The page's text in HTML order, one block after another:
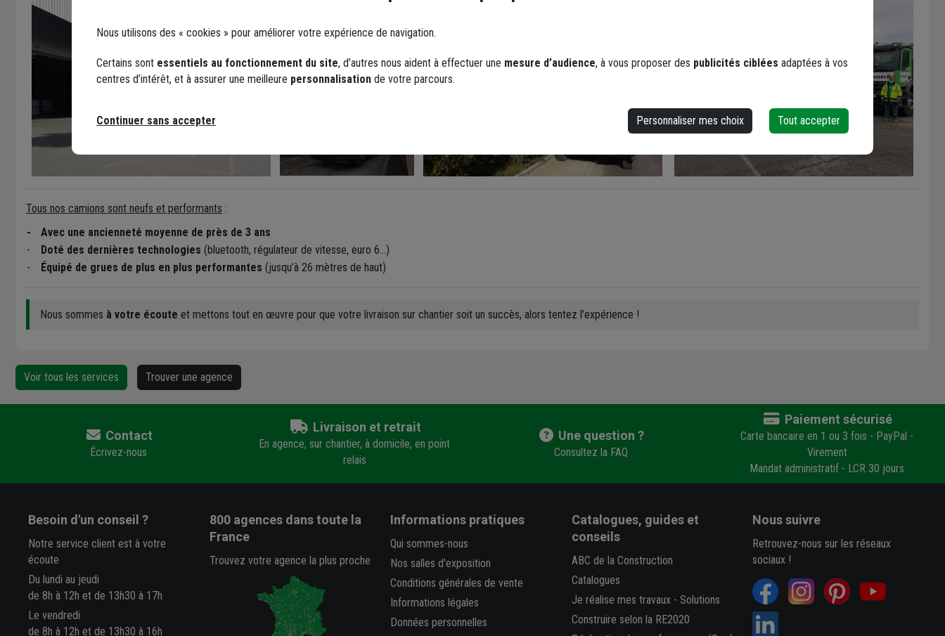
Tous nos camions sont neufs et performants :
-
Avec une ancienneté moyenne de près de 3 ans
-
Doté des dernières technologies (bluetooth, régulateur de vitesse, euro 6…)
-
Équipé de grues de plus en plus performantes (jusqu’à 26 mètres de haut)
Nous sommes à votre écoute et mettons tout en œuvre pour que votre livraison sur chantier soit un succès, alors tentez l'expérience !
Voir tous les services Trouver une agence
Contact
Écrivez-nous
Livraison et retrait
En agence, sur chantier, à domicile, en point
relais
Une question ?
Consultez la FAQ
Paiement sécurisé
Carte bancaire en 1 ou 3 fois - PayPal -
Virement
Mandat administratif - LCR 30 jours
Besoin d'un conseil ?
Notre service client est à votre
écoute
Du lundi au jeudi
de 8h à 12h et de 13h30 à 17h
Le vendredi
de 8h à 12h et de 13h30 à 16h
800 agencesdans toute la
France
Trouvez votre agence la plus proche
Informations pratiques
Qui sommes-nous
Nos salles d'exposition
Conditions générales de vente
Informations légales
Données personnelles
Catalogues, guides et
conseils
ABC de la Construction
Catalogues
Je réalise mes travaux- Solutions
Construire selon la RE2020
Nous suivre
Retrouvez-nous sur les réseaux
sociaux !
Nous utilisons des « cookies » pour améliorer votre expérience de navigation.
Certains sont essentiels au fonctionnement du site, d’autres nous aident à effectuer une mesure d’audience, à vous proposer des publicités ciblées adaptées à vos
centres d’intérêt, et à assurer une meilleure personnalisation de votre parcours.
Personnaliser mes choix Tout accepter
Continuer sans accepter